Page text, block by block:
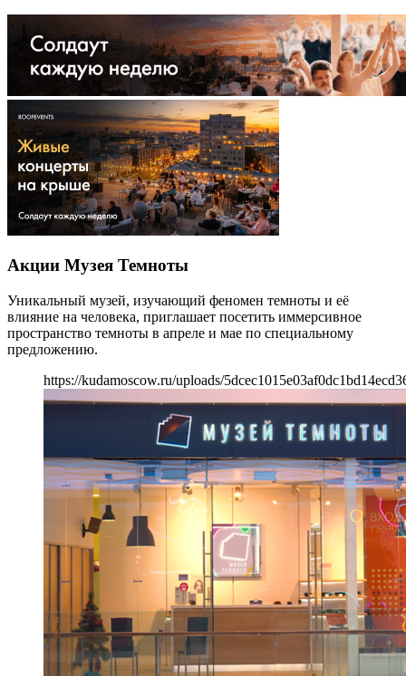
Акции Музея Темноты
Уникальный музей, изучающий феномен темноты и её
влияние на человека, приглашает посетить иммерсивное
пространство темноты в апреле и мае по специальному
предложению.
https://kudamoscow.ru/uploads/